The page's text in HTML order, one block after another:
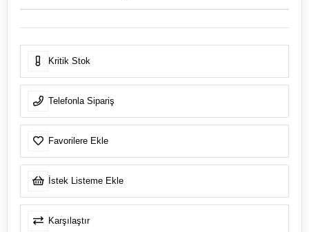
Kritik Stok
Telefonla Sipariş
Favorilere Ekle
İstek Listeme Ekle
Karşılaştır